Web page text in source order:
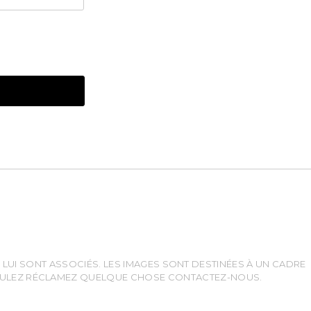
SONT ASSOCIÉS. LES IMAGES SONT DESTINÉES À UN CADRE
RÉCLAMEZ QUELQUE CHOSE CONTACTEZ-NOUS.